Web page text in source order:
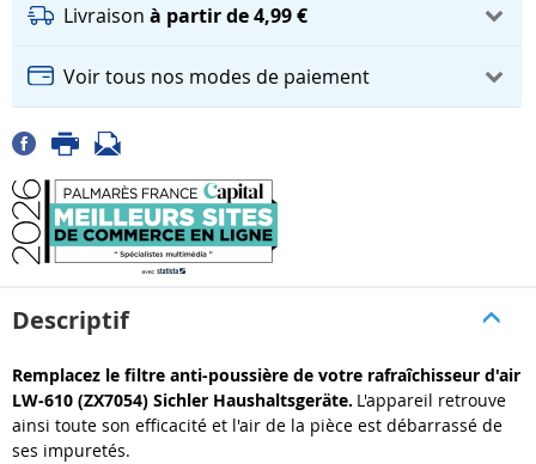
Livraison à partir de 4,99 €
Voir tous nos modes de paiement
Descriptif
Remplacez le filtre anti-poussière de votre rafraîchisseur d'air
LW-610 (ZX7054) Sichler Haushaltsgeräte. L'appareil retrouve
ainsi toute son efficacité et l'air de la pièce est débarrassé de
ses impuretés.